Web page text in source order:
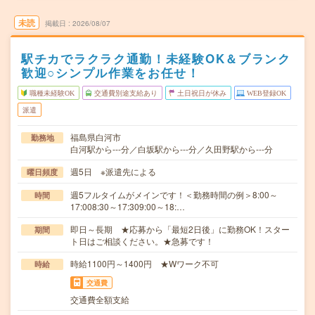
未読 掲載日 2026/08/07
駅チカでラクラク通勤！未経験OK＆ブランク
歓迎○シンプル作業をお任せ！
職種未経験OK 交通費別途支給あり 土日祝日が休み WEB登録OK
派遣
勤務地
福島県白河市
白河駅から---分／白坂駅から---分／久田野駅から---分
曜日頻度 週5日 ※派遣先による
時間
週5フルタイムがメインです！＜勤務時間の例＞8:00～
17:008:30～17:309:00～18:…
期間
即日～長期 ★応募から「最短2日後」に勤務OK！スター
ト日はご相談ください。★急募です！
時給 時給1100円～1400円 ★Wワーク不可
交通費
交通費全額支給